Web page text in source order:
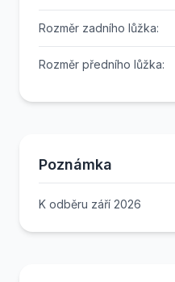
Rozměr zadního lůžka:
Rozměr předního lůžka:
Poznámka
K odběru září 2026